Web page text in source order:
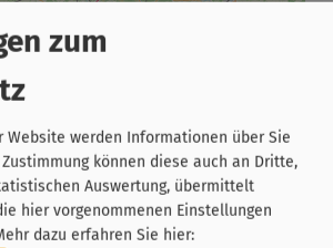
zum
Website werden Informationen über Sie
können diese auch an Dritte,
Auswertung, übermittelt
hier vorgenommenen Einstellungen
dazu erfahren Sie hier: